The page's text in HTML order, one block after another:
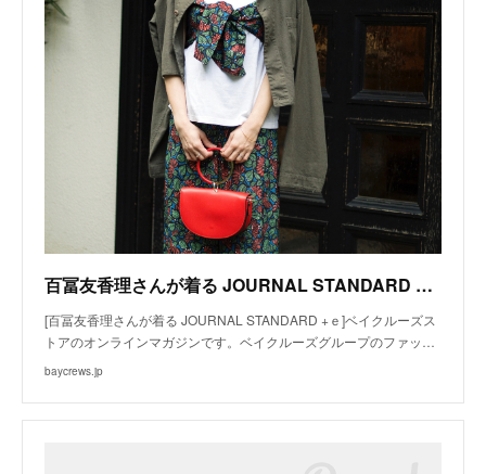
百冨友香理さんが着る JOURNAL STANDARD +ｅ | マガジン WOMEN レディース - BAYCREW'S STORE
[百冨友香理さんが着る JOURNAL STANDARD +ｅ]ベイクルーズス
トアのオンラインマガジンです。ベイクルーズグループのファッ…
baycrews.jp